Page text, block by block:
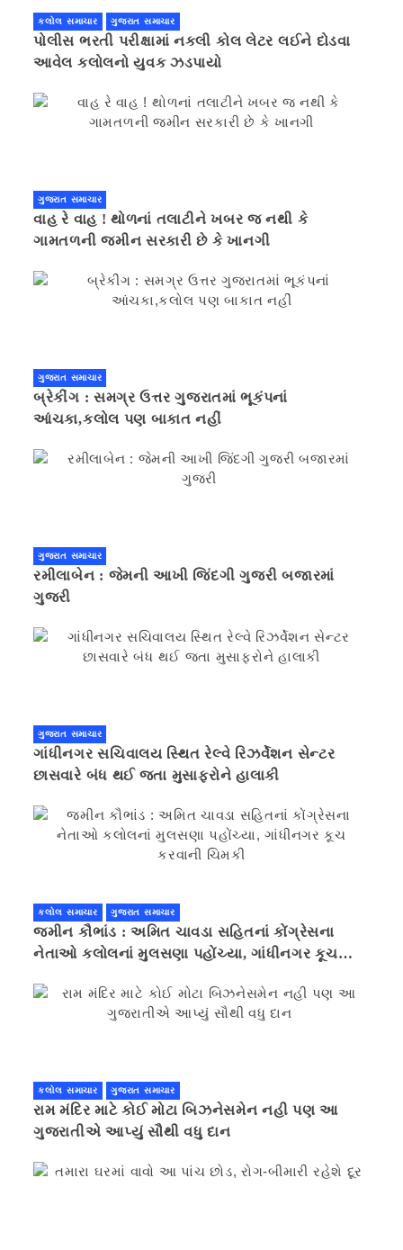
કલોલ સમાચાર ગુજરાત સમાચાર
પોલીસ ભરતી પરીક્ષામાં નકલી કોલ લેટર લઈને દોડવા
આવેલ કલોલનો યુવક ઝડપાયો
ગુજરાત સમાચાર
વાહ રે વાહ ! થોળનાં તલાટીને ખબર જ નથી કે
ગામતળની જમીન સરકારી છે કે ખાનગી
ગુજરાત સમાચાર
બ્રેકીંગ : સમગ્ર ઉત્તર ગુજરાતમાં ભૂકંપનાં
આંચકા,કલોલ પણ બાકાત નહીં
ગુજરાત સમાચાર
રમીલાબેન : જેમની આખી જિંદગી ગુજરી બજારમાં
ગુજરી
ગુજરાત સમાચાર
ગાંધીનગર સચિવાલય સ્થિત રેલ્વે રિઝર્વેશન સેન્ટર
છાસવારે બંધ થઈ જતા મુસાફરોને હાલાકી
કલોલ સમાચાર ગુજરાત સમાચાર
જમીન કૌભાંડ : અમિત ચાવડા સહિતનાં કોંગ્રેસના
નેતાઓ કલોલનાં મુલસણા પહોંચ્યા, ગાંધીનગર કૂચ
કલોલ સમાચાર ગુજરાત સમાચાર
રામ મંદિર માટે કોઈ મોટા બિઝનેસમેન નહી પણ આ
ગુજરાતીએ આપ્યું સૌથી વધુ દાન